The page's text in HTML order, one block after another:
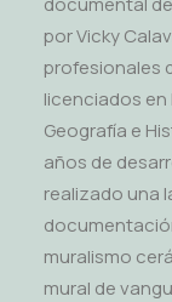
por Vicky
profesionales
licenciados en
Geografía e
años de
realizado una
muralismo
mural de